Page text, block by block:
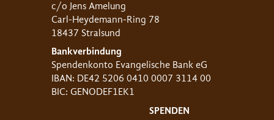
c/o Jens Amelung
Carl-Heydemann-Ring 78
18437 Stralsund
Bankverbindung
Spendenkonto Evangelische Bank eG
IBAN: DE42 5206 0410 0007 3114 00
BIC: GENODEF1EK1
SPENDEN